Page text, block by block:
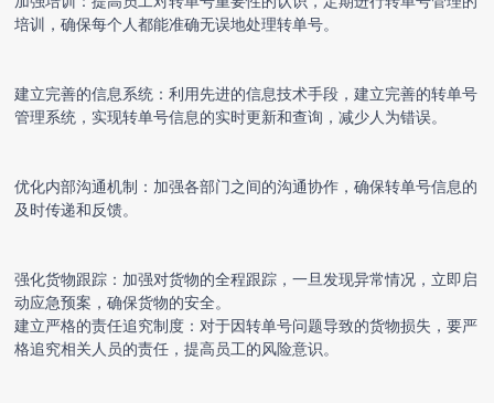
培训，确保每个人都能准确无误地处理转单号。
建立完善的信息系统：利用先进的信息技术手段，建立完善的转单号
管理系统，实现转单号信息的实时更新和查询，减少人为错误。
优化内部沟通机制：加强各部门之间的沟通协作，确保转单号信息的
及时传递和反馈。
强化货物跟踪：加强对货物的全程跟踪，一旦发现异常情况，立即启
动应急预案，确保货物的安全。
建立严格的责任追究制度：对于因转单号问题导致的货物损失，要严
格追究相关人员的责任，提高员工的风险意识。